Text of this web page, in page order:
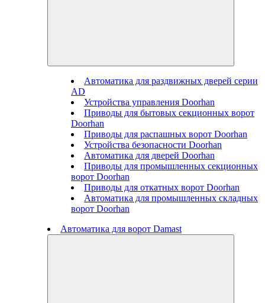
Автоматика для раздвижных дверей серии
AD
Устройства управления Doorhan
Приводы для бытовых секционных ворот
Doorhan
Приводы для распашных ворот Doorhan
Устройства безопасности Doorhan
Автоматика для дверей Doorhan
Приводы для промышленных секционных
ворот Doorhan
Приводы для откатных ворот Doorhan
Автоматика для промышленных складных
ворот Doorhan
Автоматика для ворот Damast